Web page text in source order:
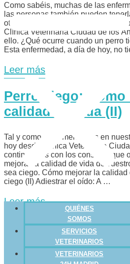
QUIÉNES
SOMOS
SERVICIOS
VETERINARIOS
VETERINARIOS
Como sabéis, muchas de las
las personas también pueden
otro ejemplo de ello son las crisis
Clínica Veterinaria Ciudad de los
ello. ¿Qué ocurre cuando un perro
Esta enfermedad, a día de hoy, no
Leer más
Perro ciego: Cómo
calidad de vida (II)
Tal y como os comentamos en
hoy desde Clínica Veterinaria
continuamos con los consejos que
mejorar la calidad de vida de
sea ciego. Cómo mejorar la
ciego (II) Adiestrar el oído: A …
Leer más
Embarazo
perras: ¿En qué